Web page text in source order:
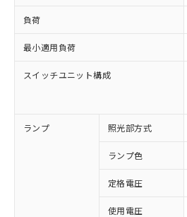
負荷
最小適用負荷
スイッチユニット構成
ランプ 照光部方式
ランプ色
定格電圧
使用電圧